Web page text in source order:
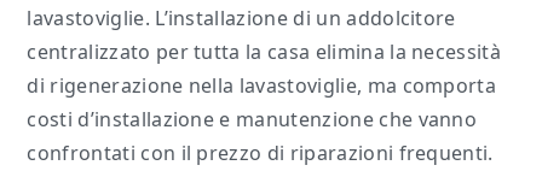
lavastoviglie. L’installazione di un addolcitore
centralizzato per tutta la casa elimina la necessità
di rigenerazione nella lavastoviglie, ma comporta
costi d’installazione e manutenzione che vanno
confrontati con il prezzo di riparazioni frequenti.